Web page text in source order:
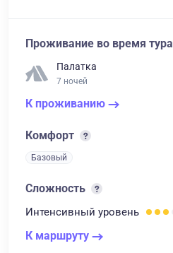
Проживание во время тура
Палатка
7 ночей
К проживанию
Комфорт
Базовый
Сложность
Интенсивный уровень
К маршруту